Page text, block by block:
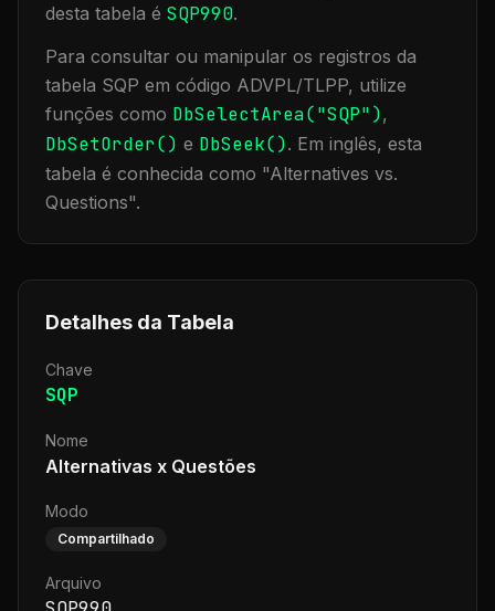
desta tabela é SQP990.
Para consultar ou manipular os registros da
tabela SQP em código ADVPL/TLPP, utilize
funções como DbSelectArea("SQP"),
DbSetOrder() e DbSeek(). Em inglês, esta
tabela é conhecida como "Alternatives vs.
Questions".
Detalhes da Tabela
Chave
SQP
Nome
Alternativas x Questões
Modo
Compartilhado
Arquivo